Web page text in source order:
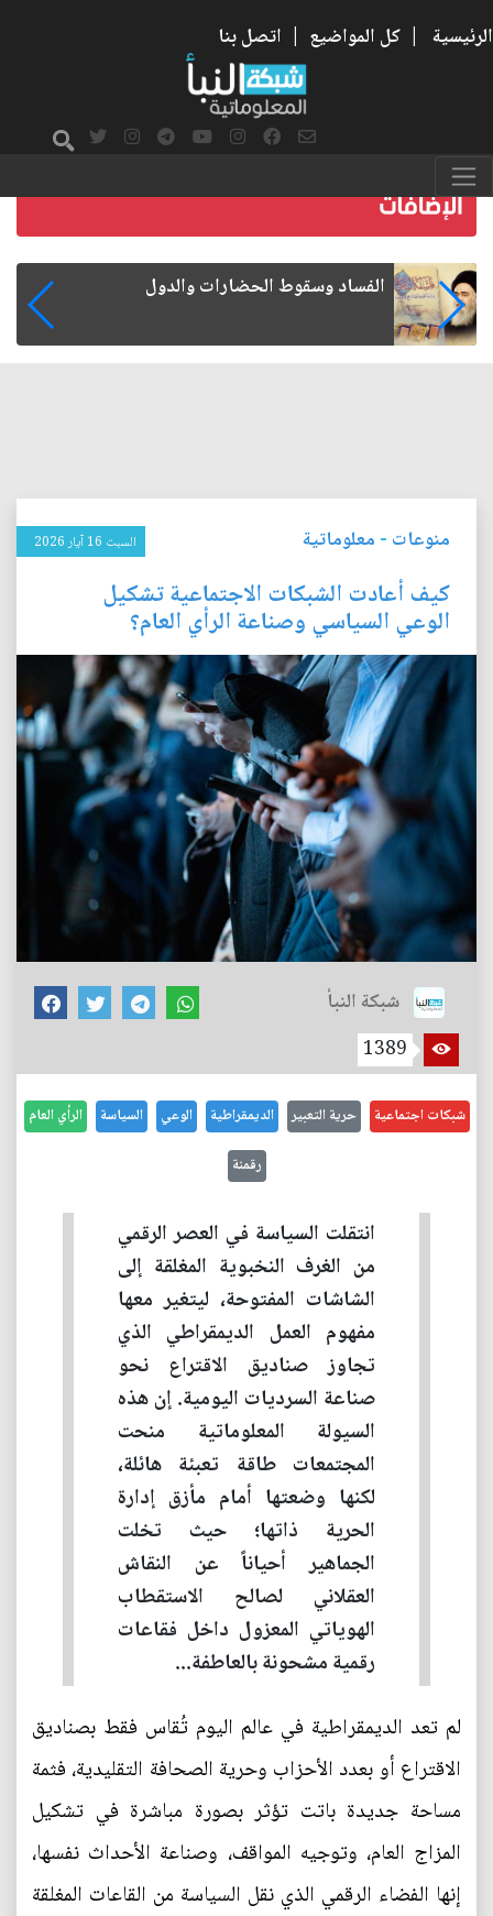
الرئيسية | كل المواضيع | اتصل بنا
رواتب الموظفين على صفيح ساخن
منوعات - معلوماتية السبت 16 آيار 2026
كيف أعادت الشبكات الاجتماعية تشكيل
الوعي السياسي وصناعة الرأي العام؟
شبكة النبأ
1389
شبكات اجتماعية حرية التعبير الديمقراطية الوعي السياسة الرأي العام
رقمنة
انتقلت السياسة في العصر الرقمي
من الغرف النخبوية المغلقة إلى
الشاشات المفتوحة، ليتغير معها
مفهوم العمل الديمقراطي الذي
تجاوز صناديق الاقتراع نحو
صناعة السرديات اليومية. إن هذه
السيولة المعلوماتية منحت
المجتمعات طاقة تعبئة هائلة،
لكنها وضعتها أمام مأزق إدارة
الحرية ذاتها؛ حيث تخلت
الجماهير أحياناً عن النقاش
العقلاني لصالح الاستقطاب
الهوياتي المعزول داخل فقاعات
رقمية مشحونة بالعاطفة...
لم تعد الديمقراطية في عالم اليوم تُقاس فقط بصناديق
الاقتراع أو بعدد الأحزاب وحرية الصحافة التقليدية، فثمة
مساحة جديدة باتت تؤثر بصورة مباشرة في تشكيل
المزاج العام، وتوجيه المواقف، وصناعة الأحداث نفسها،
إنها الفضاء الرقمي الذي نقل السياسة من القاعات المغلقة